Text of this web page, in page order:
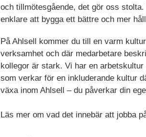
och tillmötesgående, det gör oss
enklare att bygga ett bättre och mer
På Ahlsell kommer du till en varm
verksamhet och där medarbetare
kollegor är stark. Vi har en
som verkar för en inkluderande kultur
växa inom Ahlsell – du påverkar din
Läs mer om vad det innebär att jobba